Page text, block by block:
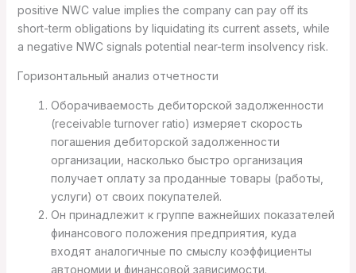
positive NWC value implies the company can pay off its
short-term obligations by liquidating its current assets, while
a negative NWC signals potential near-term insolvency risk.
Горизонтальный анализ отчетности
Оборачиваемость дебиторской задолженности
(receivable turnover ratio) измеряет скорость
погашения дебиторской задолженности
организации, насколько быстро организация
получает оплату за проданные товары (работы,
услуги) от своих покупателей.
Он принадлежит к группе важнейших показателей
финансового положения предприятия, куда
входят аналогичные по смыслу коэффициенты
автономии и финансовой зависимости.